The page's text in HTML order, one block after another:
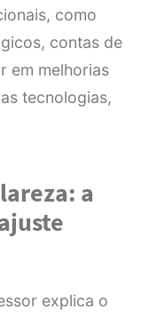
como
contas de
em melhorias
tecnologias,
a
explica o